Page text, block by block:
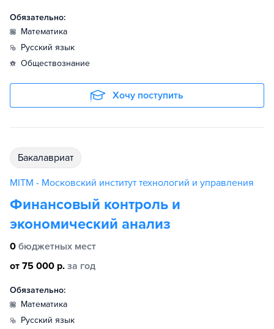
Обязательно:
математика
русский язык
обществознание
Хочу поступить
бакалавриат
MITM - Московский институт технологий и управления
Финансовый контроль и
экономический анализ
0 бюджетных мест
от 75 000 р. за год
Обязательно:
математика
русский язык